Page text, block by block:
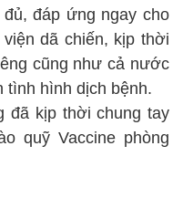
đáp ứng ngay cho
dã chiến, kịp thời
cũng như cả nước
tình hình dịch bệnh.
đã kịp thời chung tay
quỹ Vaccine phòng